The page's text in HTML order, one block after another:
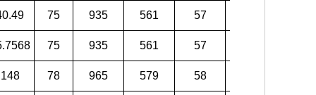
75 935 561 57
75 935 561 57
148 78 965 579 58